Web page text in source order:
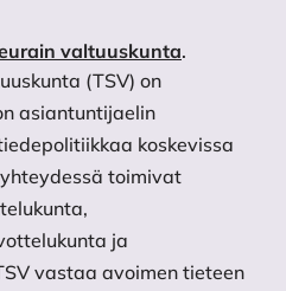
Tärkein
yksin. Turvallinen ja
on edellytys
tiedeviestinnälle.
valtuuskunta.
(TSV) on
asiantuntijaelin
koskevissa
toimivat
ja
vastaa avoimen tieteen